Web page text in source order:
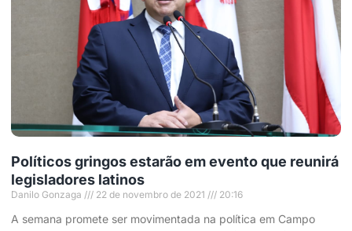
Políticos gringos estarão em evento que reunirá
legisladores latinos
Danilo Gonzaga 22 de novembro de 2021 20:16
A semana promete ser movimentada na política em Campo